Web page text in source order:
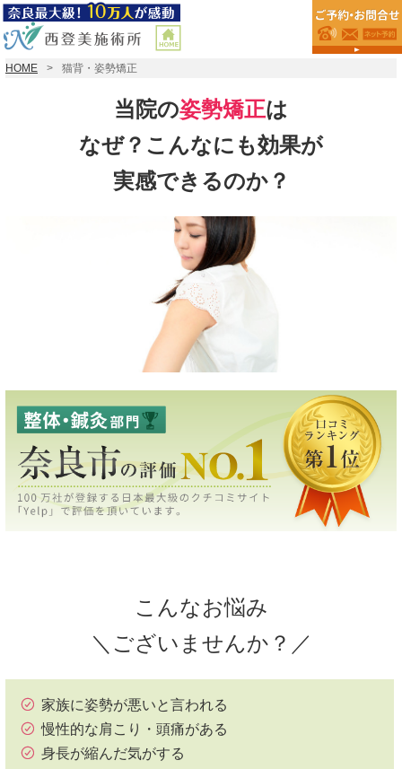
HOME 猫背・姿勢矯正
当院の姿勢矯正は
なぜ？こんなにも効果が
実感できるのか？
こんなお悩み
＼ございませんか？／
家族に姿勢が悪いと言われる
慢性的な肩こり・頭痛がある
身長が縮んだ気がする